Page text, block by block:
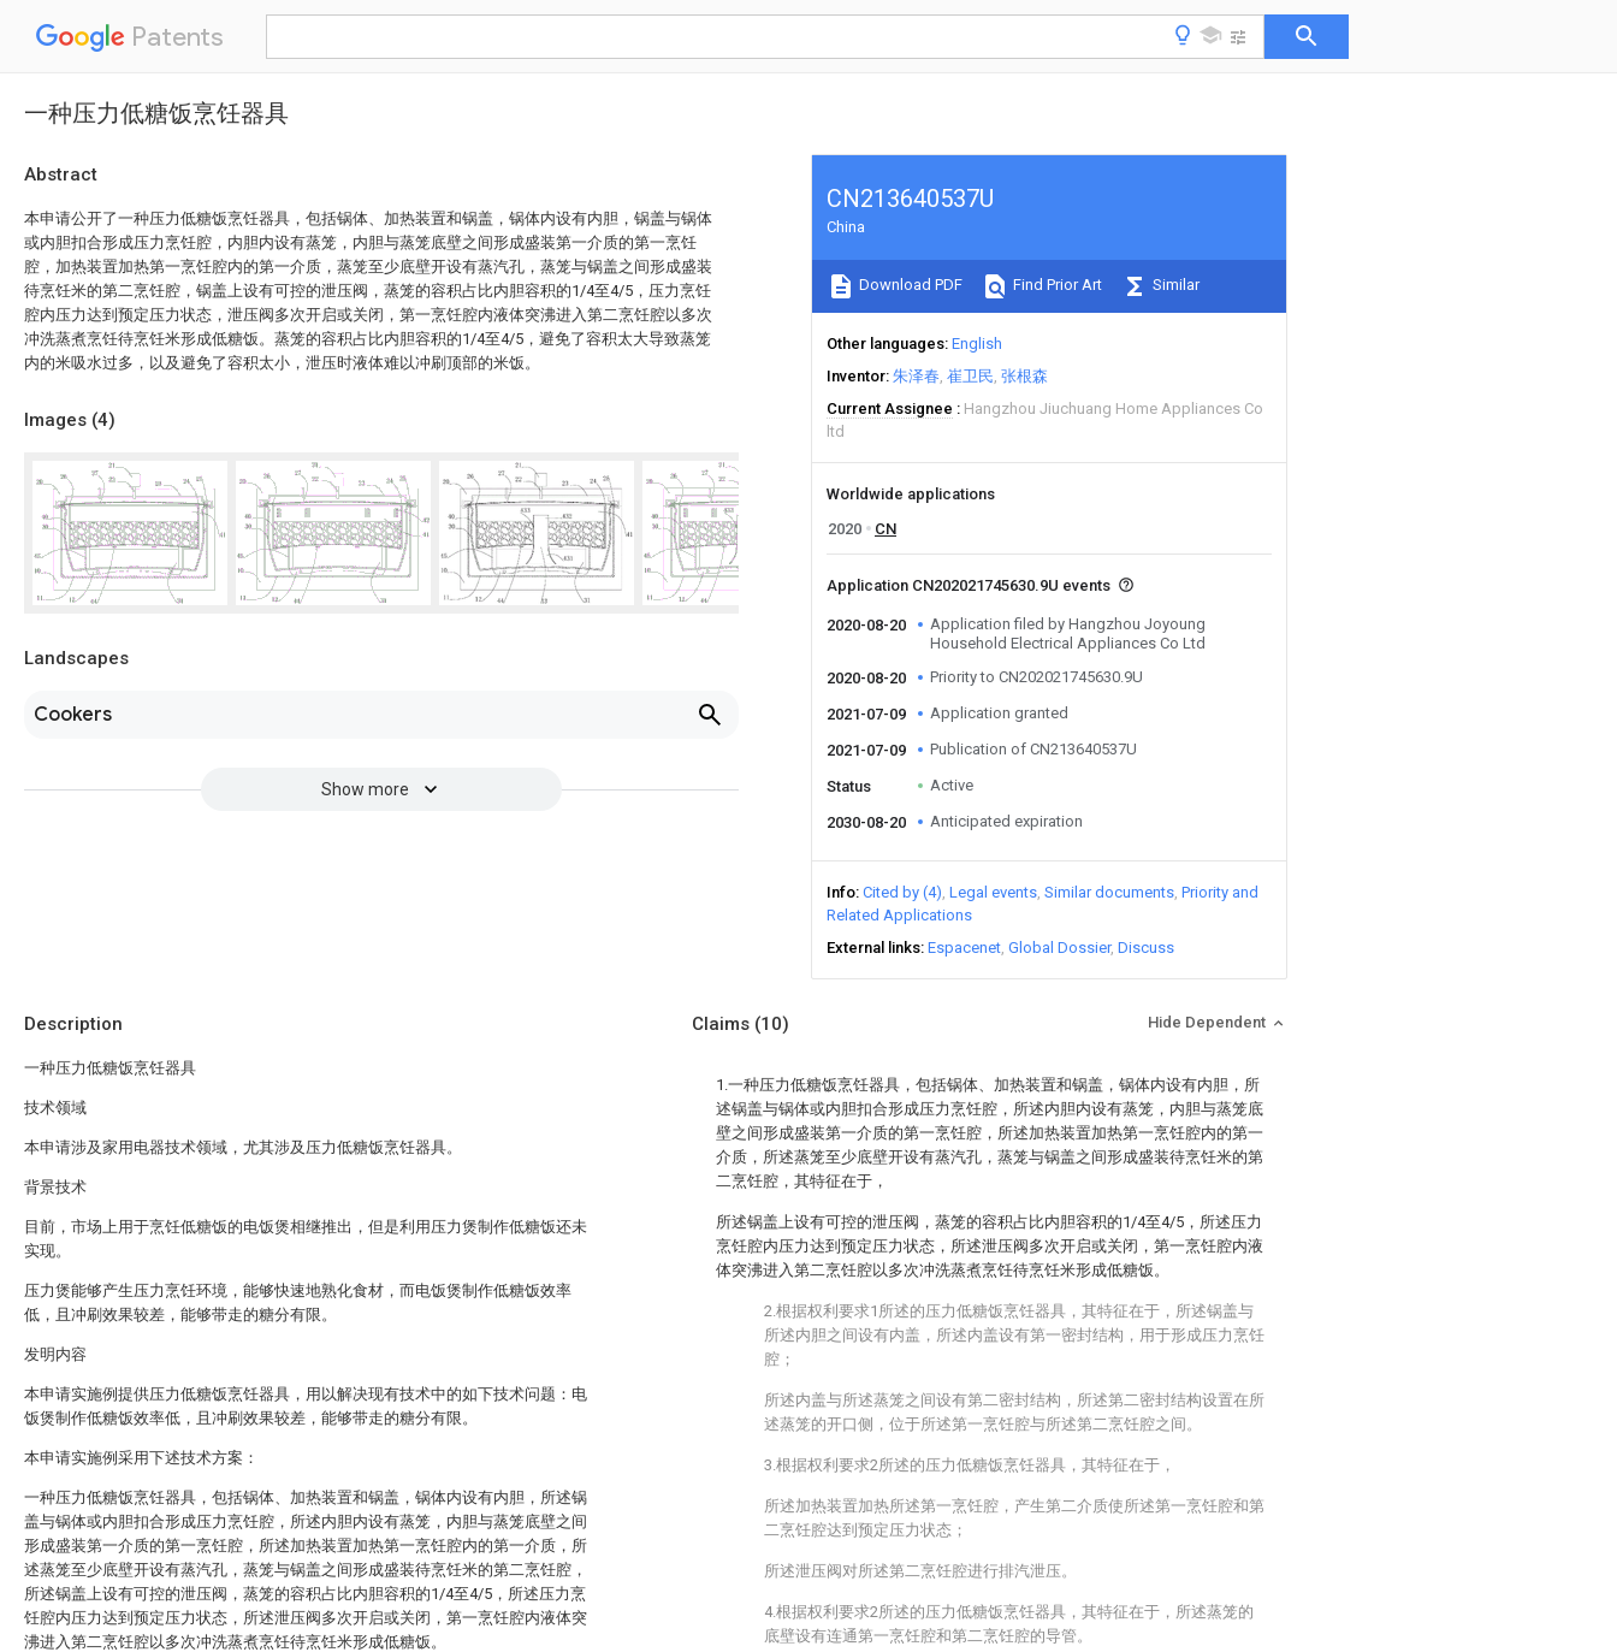
Patents
一种压力低糖饭烹饪器具
Abstract
本申请公开了一种压力低糖饭烹饪器具，包括锅体、加热装置和锅盖，锅体内设有内胆，锅盖与锅体
或内胆扣合形成压力烹饪腔，内胆内设有蒸笼，内胆与蒸笼底壁之间形成盛装第一介质的第一烹饪
腔，加热装置加热第一烹饪腔内的第一介质，蒸笼至少底壁开设有蒸汽孔，蒸笼与锅盖之间形成盛装
待烹饪米的第二烹饪腔，锅盖上设有可控的泄压阀，蒸笼的容积占比内胆容积的1/4至4/5，压力烹饪
腔内压力达到预定压力状态，泄压阀多次开启或关闭，第一烹饪腔内液体突沸进入第二烹饪腔以多次
冲洗蒸煮烹饪待烹饪米形成低糖饭。蒸笼的容积占比内胆容积的1/4至4/5，避免了容积太大导致蒸笼
内的米吸水过多，以及避免了容积太小，泄压时液体难以冲刷顶部的米饭。
Images (4)
Landscapes
Cookers
Show more
CN213640537U
China
Download PDF Find Prior Art Similar
Other languages English
Inventor 朱泽春 崔卫民 张根森
Current Assignee
Hangzhou Jiuchuang Home Appliances Co
ltd
Worldwide applications
2020
CN
Application CN202021745630.9U events
2020-08-20
Application filed by Hangzhou Joyoung
Household Electrical Appliances Co Ltd
2020-08-20
Priority to CN202021745630.9U
2021-07-09 Application granted
2021-07-09 Publication of CN213640537U
Status Active
2030-08-20 Anticipated expiration
Info Cited by (4) Legal events Similar documents Priority and
Related Applications
External links Espacenet Global Dossier Discuss
Description
一种压力低糖饭烹饪器具
技术领域
本申请涉及家用电器技术领域，尤其涉及压力低糖饭烹饪器具。
背景技术
目前，市场上用于烹饪低糖饭的电饭煲相继推出，但是利用压力煲制作低糖饭还未
实现。
压力煲能够产生压力烹饪环境，能够快速地熟化食材，而电饭煲制作低糖饭效率
低，且冲刷效果较差，能够带走的糖分有限。
发明内容
本申请实施例提供压力低糖饭烹饪器具，用以解决现有技术中的如下技术问题：电
饭煲制作低糖饭效率低，且冲刷效果较差，能够带走的糖分有限。
本申请实施例采用下述技术方案：
一种压力低糖饭烹饪器具，包括锅体、加热装置和锅盖，锅体内设有内胆，所述锅
盖与锅体或内胆扣合形成压力烹饪腔，所述内胆内设有蒸笼，内胆与蒸笼底壁之间
形成盛装第一介质的第一烹饪腔，所述加热装置加热第一烹饪腔内的第一介质，所
述蒸笼至少底壁开设有蒸汽孔，蒸笼与锅盖之间形成盛装待烹饪米的第二烹饪腔，
所述锅盖上设有可控的泄压阀，蒸笼的容积占比内胆容积的1/4至4/5，所述压力烹
饪腔内压力达到预定压力状态，所述泄压阀多次开启或关闭，第一烹饪腔内液体突
沸进入第二烹饪腔以多次冲洗蒸煮烹饪待烹饪米形成低糖饭。
Claims (10) Hide Dependent
1.一种压力低糖饭烹饪器具，包括锅体、加热装置和锅盖，锅体内设有内胆，所
述锅盖与锅体或内胆扣合形成压力烹饪腔，所述内胆内设有蒸笼，内胆与蒸笼底
壁之间形成盛装第一介质的第一烹饪腔，所述加热装置加热第一烹饪腔内的第一
介质，所述蒸笼至少底壁开设有蒸汽孔，蒸笼与锅盖之间形成盛装待烹饪米的第
二烹饪腔，其特征在于，
所述锅盖上设有可控的泄压阀，蒸笼的容积占比内胆容积的1/4至4/5，所述压力
烹饪腔内压力达到预定压力状态，所述泄压阀多次开启或关闭，第一烹饪腔内液
体突沸进入第二烹饪腔以多次冲洗蒸煮烹饪待烹饪米形成低糖饭。
2.根据权利要求1所述的压力低糖饭烹饪器具，其特征在于，所述锅盖与
所述内胆之间设有内盖，所述内盖设有第一密封结构，用于形成压力烹饪
腔；
所述内盖与所述蒸笼之间设有第二密封结构，所述第二密封结构设置在所
述蒸笼的开口侧，位于所述第一烹饪腔与所述第二烹饪腔之间。
3.根据权利要求2所述的压力低糖饭烹饪器具，其特征在于，
所述加热装置加热所述第一烹饪腔，产生第二介质使所述第一烹饪腔和第
二烹饪腔达到预定压力状态；
所述泄压阀对所述第二烹饪腔进行排汽泄压。
4.根据权利要求2所述的压力低糖饭烹饪器具，其特征在于，所述蒸笼的
底壁设有连通第一烹饪腔和第二烹饪腔的导管。